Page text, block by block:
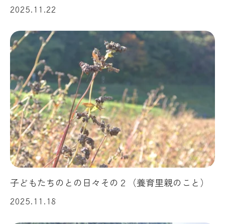
2025.11.22
子どもたちのとの日々その２（養育里親のこと）
2025.11.18